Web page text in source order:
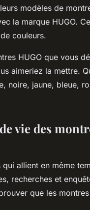
de
la marque HUGO.
couleurs.
HUGO que vous
aimeriez la mettre.
noire, jaune, bleue,
vie des
en même
recherches et
que les